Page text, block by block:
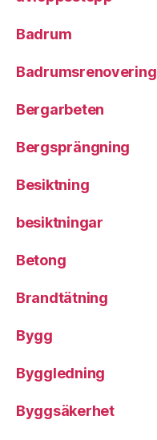
Badrum
Badrumsrenovering
Bergarbeten
Bergsprängning
Besiktning
besiktningar
Betong
Brandtätning
Bygg
Byggledning
Byggsäkerhet